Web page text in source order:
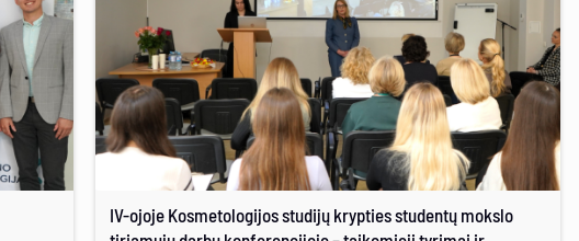
IV-ojoje Kosmetologijos studijų krypties studentų mokslo